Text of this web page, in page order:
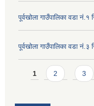
पूर्वखोला गाउँपालिका वडा नं.१
पूर्वखोला गाउँपालिका वडा नं.३
Pages
1 2 3